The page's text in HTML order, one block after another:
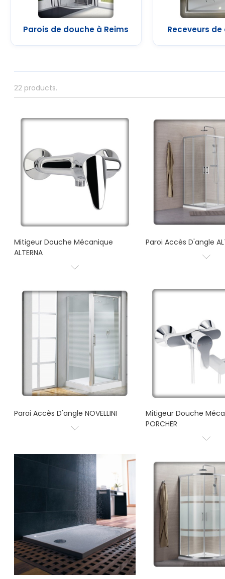
Parois de douche à Reims Receveurs
22 products.
Mitigeur Douche Mécanique
ALTERNA
Paroi Accès D'angle
Paroi Accès D'angle NOVELLINI
Mitigeur Douche
PORCHER